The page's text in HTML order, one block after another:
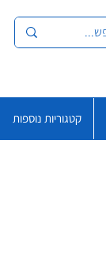
קטגוריות נוספות